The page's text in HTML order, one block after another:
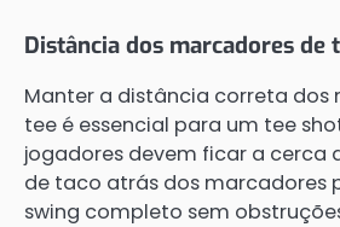
Distância dos marcadores de
Manter a distância correta dos
tee é essencial para um tee
jogadores devem ficar a cerca
de taco atrás dos marcadores
swing completo sem